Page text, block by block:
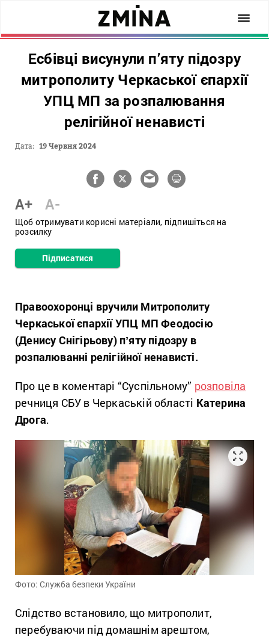
Есбівці висунули п’яту підозру
митрополиту Черкаської єпархії
УПЦ МП за розпалювання
релігійної ненависті
Дата: 19 Червня 2024
A+ A-
Щоб отримувати корисні матеріали, підпишіться на
розсилку
Підписатися
Правоохоронці вручили Митрополиту
Черкаської єпархії УПЦ МП Феодосію
(Денису Снігірьову) пʼяту підозру в
розпалюванні релігійної ненависті.
Про це в коментарі “Суспільному” розповіла
речниця СБУ в Черкаській області Катерина
Дрога.
Фото: Служба безпеки України
Слідство встановило, що митрополит,
перебуваючи під домашнім арештом,